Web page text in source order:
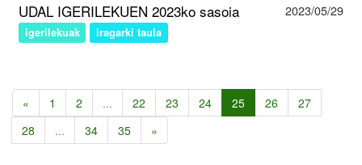
UDAL IGERILEKUEN 2023ko sasoia
igerilekuak iragarki taula
2023/05/29
« 1 2 ... 22 23 24 25 26
27
28
... 34 35 »